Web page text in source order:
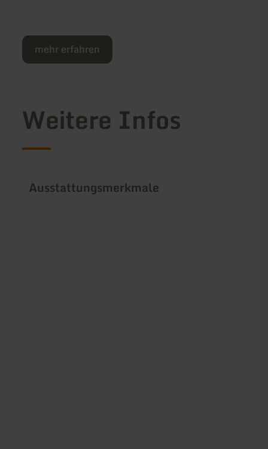
mehr erfahren
Weitere Infos
Ausstattungsmerkmale